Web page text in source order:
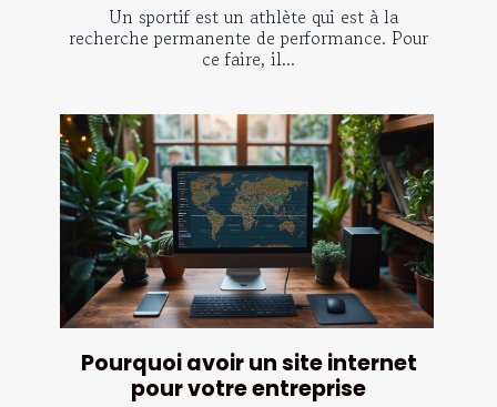
Un sportif est un athlète qui est à la
recherche permanente de performance. Pour
ce faire, il...
Pourquoi avoir un site internet
pour votre entreprise